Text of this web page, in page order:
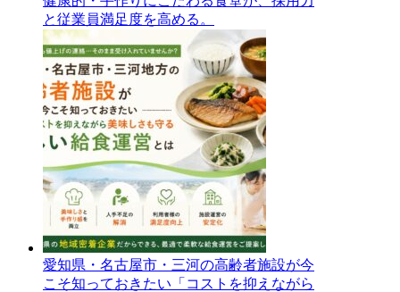
と従業員満足度を高める。
愛知県・名古屋市・三河の高齢者施設が今
こそ知っておきたい「コストを抑えながら